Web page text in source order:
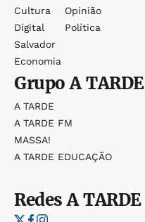
Cultura
Digital
Salvador
Economia
Opinião
Política
GrupoA TARDE
A TARDE
A TARDE FM
MASSA!
A TARDE EDUCAÇÃO
RedesA TARDE